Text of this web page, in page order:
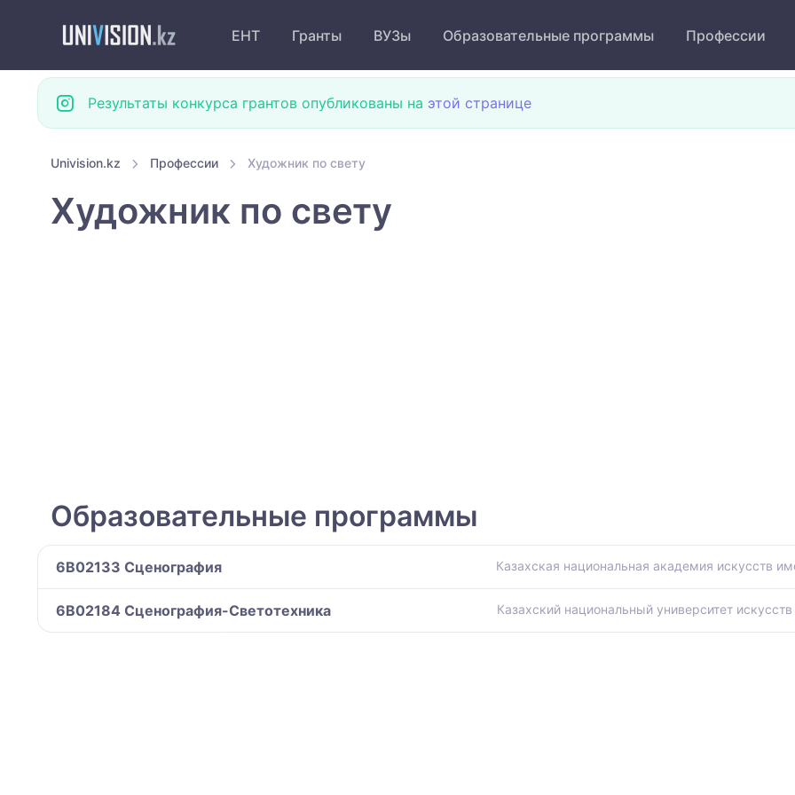
ЕНТ Гранты ВУЗы Образовательные программы Профессии
Результаты конкурса грантов опубликованы на этой странице
Univision.kz Профессии Художник по свету
Художник по свету
Образовательные программы
6B02133 Сценография Казахская национальная академия искусств
6B02184 Сценография-Светотехника Казахский национальный университет